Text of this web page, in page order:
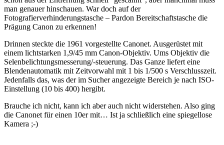
man genauer hinschauen. War doch auf der
Fotografierverhinderungstasche – Pardon Bereitschaftstasche die
Prägung Canon zu erkennen!
Drinnen steckte die 1961 vorgestellte Canonet. Ausgerüstet mit
einem lichtstarken 1,9/45 mm Canon-Objektiv. Ums Objektiv die
Selenbelichtungsmesserung/-steuerung. Das Ganze liefert eine
Blendenautomatik mit Zeitvorwahl mit 1 bis 1/500 s Verschlusszeit.
Jedenfalls das, was der im Sucher angezeigte Bereich je nach ISO-
Einstellung (10 bis 400) hergibt.
Brauche ich nicht, kann ich aber auch nicht widerstehen. Also ging
die Canonet für einen 10er mit… Ist ja schließlich eine spiegellose
Kamera ;-)